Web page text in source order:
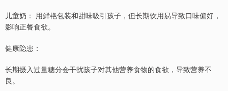
儿童奶： 用鲜艳包装和甜味吸引孩子，但长期饮用易导致口味偏好，
影响正餐食欲。
健康隐患：
长期摄入过量糖分会干扰孩子对其他营养食物的食欲，导致营养不
良。